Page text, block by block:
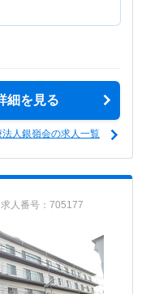
細を見る
法人銀嶺会の求人一覧
人番号：705177